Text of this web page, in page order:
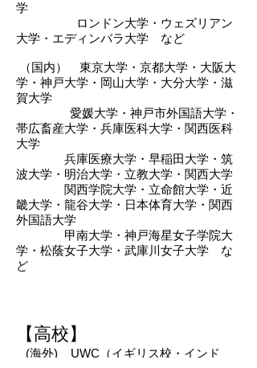
学
ロンドン大学・ウェズリアン
大学・エディンバラ大学 など
（国内） 東京大学・京都大学・大阪大
学・神戸大学・岡山大学・大分大学・滋
賀大学
愛媛大学・神戸市外国語大学・
帯広畜産大学​・兵庫医科大学・関西医科
大学
兵庫医療大学・早稲田大学・筑
波大学・明治大学・立教大学・関西大学
関西学院大学・立命館大学・近
畿大学・龍谷大学・日本体育大学・関西
外国語大学
甲南大学・神戸海星女子学院大
学・松蔭女子大学・武庫川女子大学 な
ど
【高校】
​ (海外) UWC（イギリス校・インド